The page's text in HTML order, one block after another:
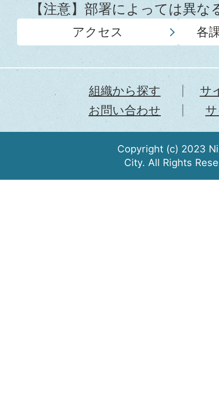
【注意】部署によっては異
アクセス 各
組織から探す
サ
お問い合わせ
Copyright (c) 2023
City. All Rights